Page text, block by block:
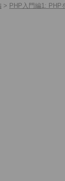
> PHP入門編1: PHP